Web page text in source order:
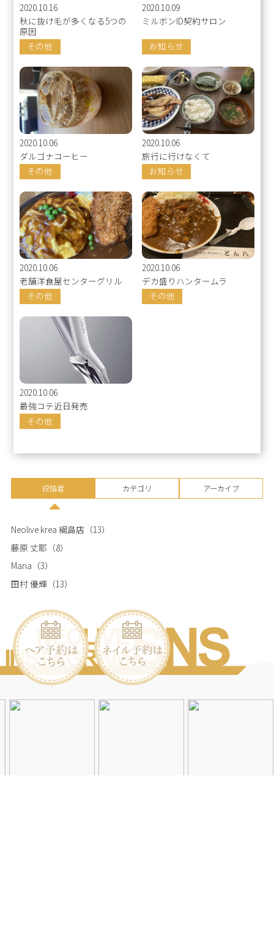
2020.10.16
秋に抜け毛が多くなる5つの
原因
その他
2020.10.09
ミルボンID契約サロン
お知らせ
2020.10.06
ダルゴナコーヒー
その他
2020.10.06
旅行に行けなくて
お知らせ
2020.10.06
老舗洋食屋センターグリル
その他
2020.10.06
デカ盛りハンタームラ
その他
2020.10.06
最強コテ近日発売
その他
投稿者 カテゴリ アーカイブ
Neolive krea 綱島店 （13）
藤原 丈耶 （8）
Maria （3）
田村 優輝（13）